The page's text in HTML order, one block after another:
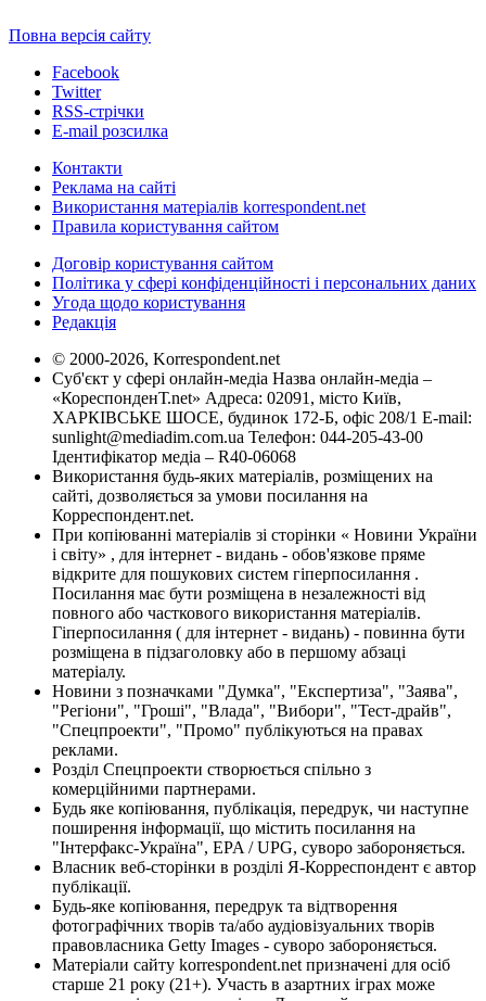
Повна версія сайту
Facebook
Twitter
RSS-стрічки
E-mail розсилка
Контакти
Реклама на сайті
Використання матеріалів korrespondent.net
Правила користування сайтом
Договір користування сайтом
Політика у сфері конфіденційності і персональних даних
Угода щодо користування
Редакція
© 2000-2026, Korrespondent.net
Суб'єкт у сфері онлайн-медіа Назва онлайн-медіа –
«КореспонденТ.net» Адреса: 02091, місто Київ,
ХАРКІВСЬКЕ ШОСЕ, будинок 172-Б, офіс 208/1 E-mail:
sunlight@mediadim.com.ua Телефон: 044-205-43-00
Ідентифікатор медіа – R40-06068
Використання будь-яких матеріалів, розміщених на
сайті, дозволяється за умови посилання на
Корреспондент.net.
При копіюванні матеріалів зі сторінки « Новини України
і світу» , для інтернет - видань - обов'язкове пряме
відкрите для пошукових систем гіперпосилання .
Посилання має бути розміщена в незалежності від
повного або часткового використання матеріалів.
Гіперпосилання ( для інтернет - видань) - повинна бути
розміщена в підзаголовку або в першому абзаці
матеріалу.
Новини з позначками "Думка", "Експертиза", "Заява",
"Регіони", "Гроші", "Влада", "Вибори", "Тест-драйв",
"Спецпроекти", "Промо" публікуються на правах
реклами.
Розділ Спецпроекти створюється спільно з
комерційними партнерами.
Будь яке копіювання, публікація, передрук, чи наступне
поширення інформації, що містить посилання на
"Інтерфакс-Україна", EPA / UPG, суворо забороняється.
Власник веб-сторінки в розділі Я-Корреспондент є автор
публікації.
Будь-яке копіювання, передрук та відтворення
фотографічних творів та/або аудіовізуальних творів
правовласника Getty Images - суворо забороняється.
Матеріали сайту korrespondent.net призначені для осіб
старше 21 року (21+). Участь в азартних іграх може